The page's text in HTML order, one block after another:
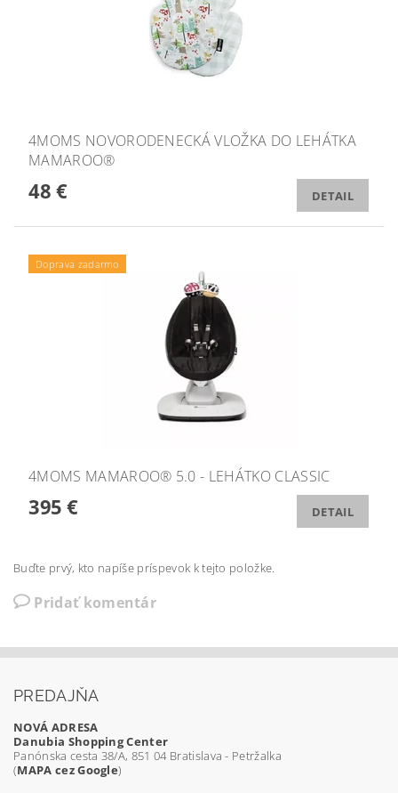
4MOMS NOVORODENECKÁ VLOŽKA DO LEHÁTKA
MAMAROO®
48 € DETAIL
Doprava zadarmo
4MOMS MAMAROO® 5.0 - LEHÁTKO CLASSIC
395 € DETAIL
Buďte prvý, kto napíše príspevok k tejto položke.
Pridať komentár
PREDAJŇA
NOVÁ ADRESA
Danubia Shopping Center
Panónska cesta 38/A, 851 04 Bratislava - Petržalka
(MAPA cez Google)